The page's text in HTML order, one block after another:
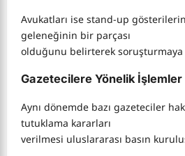
Avukatları ise stand-up
geleneğinin bir parçası
olduğunu belirterek
Gazetecilere Yönelik İşlemler
Aynı dönemde bazı gazeteciler
tutuklama kararları
verilmesi uluslararası basın